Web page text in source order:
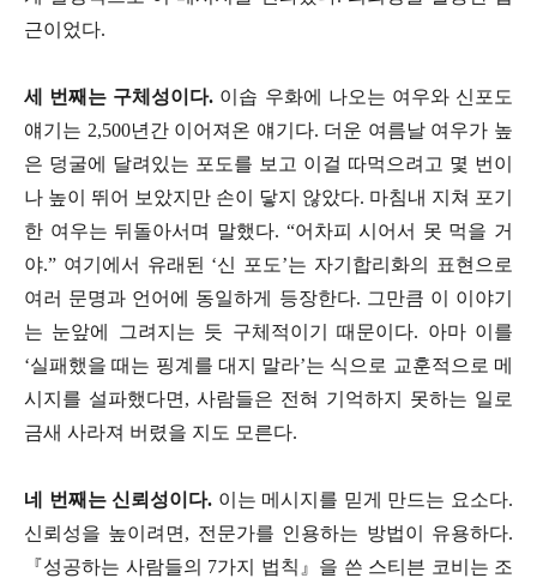
근이었다.
세 번째는 구체성이다. 이솝 우화에 나오는 여우와 신포도
얘기는 2,500년간 이어져온 얘기다. 더운 여름날 여우가 높
은 덩굴에 달려있는 포도를 보고 이걸 따먹으려고 몇 번이
나 높이 뛰어 보았지만 손이 닿지 않았다. 마침내 지쳐 포기
한 여우는 뒤돌아서며 말했다. “어차피 시어서 못 먹을 거
야.” 여기에서 유래된 ‘신 포도’는 자기합리화의 표현으로
여러 문명과 언어에 동일하게 등장한다. 그만큼 이 이야기
는 눈앞에 그려지는 듯 구체적이기 때문이다. 아마 이를
‘실패했을 때는 핑계를 대지 말라’는 식으로 교훈적으로 메
시지를 설파했다면, 사람들은 전혀 기억하지 못하는 일로
금새 사라져 버렸을 지도 모른다.
네 번째는 신뢰성이다. 이는 메시지를 믿게 만드는 요소다.
신뢰성을 높이려면, 전문가를 인용하는 방법이 유용하다.
『성공하는 사람들의 7가지 법칙』을 쓴 스티븐 코비는 조